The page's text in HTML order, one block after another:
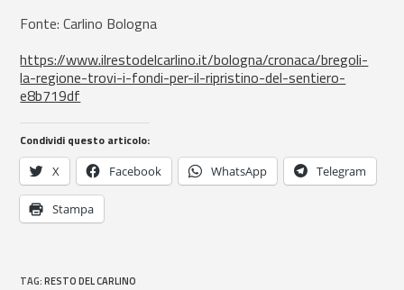
Fonte: Carlino Bologna
https://www.ilrestodelcarlino.it/bologna/cronaca/bregoli-
la-regione-trovi-i-fondi-per-il-ripristino-del-sentiero-
e8b719df
Condividi questo articolo:
X Facebook WhatsApp Telegram
Stampa
TAG:RESTO DEL CARLINO